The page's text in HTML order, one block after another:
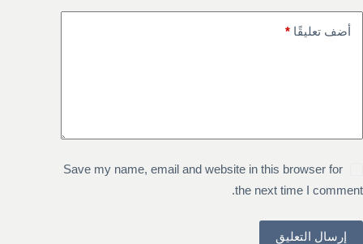
أضف تعليقًا *
Save my name, email and website in this browser for
the next time I comment.
إرسال التعليق